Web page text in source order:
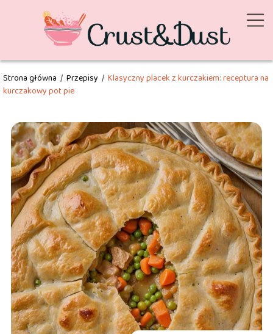
Strona główna / Przepisy / Klasyczny placek z kurczakiem: receptura na
kurczakowy pot pie